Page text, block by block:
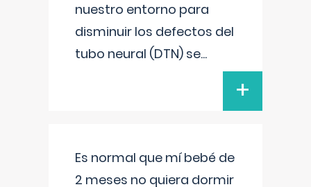
nuestro entorno para
disminuir los defectos del
tubo neural (DTN) se...
+
Es normal que mí bebé de
2 meses no quiera dormir